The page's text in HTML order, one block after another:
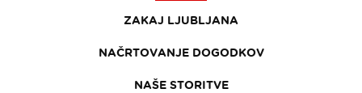
ZAKAJ LJUBLJANA
NAČRTOVANJE DOGODKOV
NAŠE STORITVE